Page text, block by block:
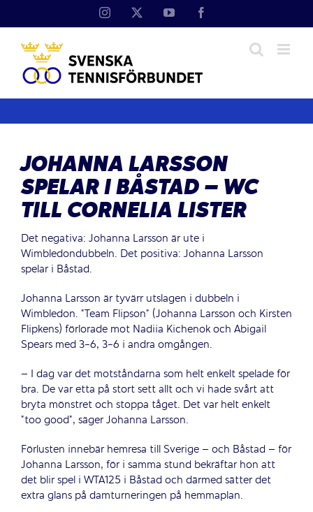
Instagram YouTube
JOHANNA LARSSON
SPELAR I BÅSTAD – WC
TILL CORNELIA LISTER
Det negativa: Johanna Larsson är ute i
Wimbledondubbeln. Det positiva: Johanna Larsson
spelar i Båstad.
Johanna Larsson är tyvärr utslagen i dubbeln i
Wimbledon. ”Team Flipson” (Johanna Larsson och Kirsten
Flipkens) förlorade mot Nadiia Kichenok och Abigail
Spears med 3-6, 3-6 i andra omgången.
– I dag var det motståndarna som helt enkelt spelade för
bra. De var etta på stort sett allt och vi hade svårt att
bryta mönstret och stoppa tåget. Det var helt enkelt
”too good”, säger Johanna Larsson.
Förlusten innebär hemresa till Sverige – och Båstad – för
Johanna Larsson, för i samma stund bekräftar hon att
det blir spel i WTA125 i Båstad och därmed sätter det
extra glans på damturneringen på hemmaplan.